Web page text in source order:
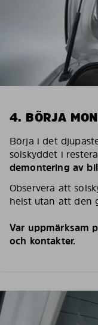
4. BÖRJA
Börja i det
solskyddet i
demontering av
Observera att
helst utan att den
Var uppmärksam
och kontakter.